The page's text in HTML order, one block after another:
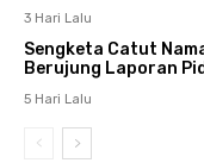
3 Hari Lalu
Sengketa Catut
Berujung Laporan
5 Hari Lalu